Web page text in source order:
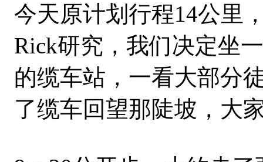
今天原计划行程14公里
Rick研究，我们决定坐
的缆车站，一看大部分
了缆车回望那陡坡，大